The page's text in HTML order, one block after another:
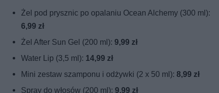
Żel pod prysznic po opalaniu Ocean Alchemy (300 ml):
6,99 zł
Żel After Sun Gel (200 ml):9,99 zł
Water Lip (3,5 ml): 14,99 zł
Mini zestaw szamponu i odżywki (2 x 50 ml):8,99 zł
Spray do włosów (200 ml):9,99 zł